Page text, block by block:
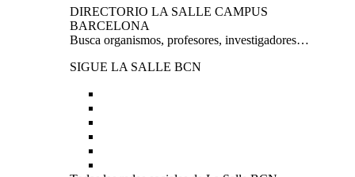
DIRECTORIO LA SALLE CAMPUS
BARCELONA
Busca organismos, profesores, investigadores…
SIGUE LA SALLE BCN